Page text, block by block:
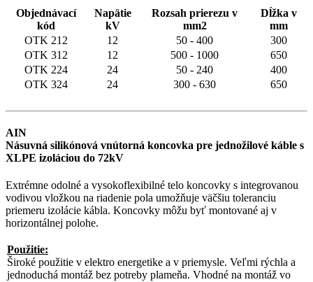
Objednávací
kód
Napätie
kV
Rozsah prierezu v
mm2
Dĺžka v
mm
OTK 212
12 50 - 400
300
OTK 312
12 500 - 1000
650
OTK 224
24 50 - 240
400
OTK 324
24 300 - 630 650
AIN
Násuvná silikónová vnútorná koncovka pre jednožilové káble s
XLPE izoláciou do 72kV
Extrémne odolné a vysokoflexibilné telo koncovky s integrovanou
vodivou vložkou na riadenie pola umožňuje väčšiu toleranciu
priemeru izolácie kábla. Koncovky môžu byť montované aj v
horizontálnej polohe.
Použitie:
Široké použitie v elektro energetike a v priemysle. Veľmi rýchla a
jednoduchá montáž bez potreby plameňa. Vhodné na montáž vo